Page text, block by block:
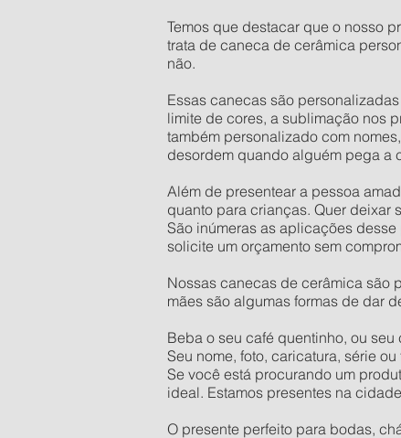
Temos que destacar que o nosso
trata de caneca de cerâmica
não.
Essas canecas são
limite de cores, a sublimação nos
também personalizado com
desordem quando alguém pega a
Além de presentear a pessoa
quanto para crianças. Quer deixar
São inúmeras as aplicações
solicite um orçamento sem
Nossas canecas de cerâmica são
mães são algumas formas de dar
Beba o seu café quentinho, ou
Seu nome, foto, caricatura, série
Se você está procurando um
ideal. Estamos presentes na
O presente perfeito para bodas,